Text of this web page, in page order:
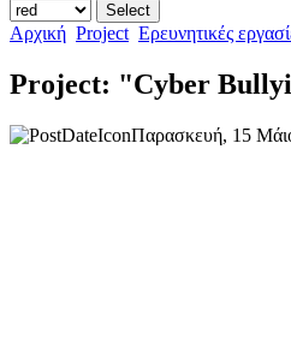
Αρχική Project Ερευνητικές
Project: "Cyber
Παρασκευή, 15